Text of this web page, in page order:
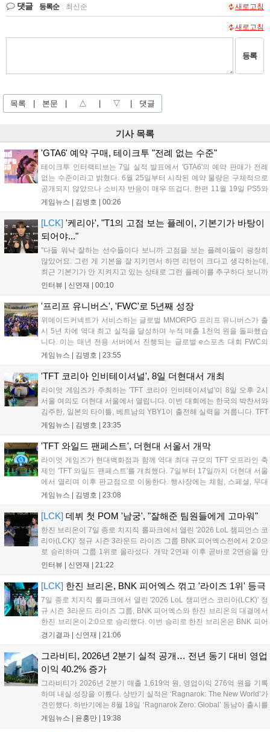
댓글 등록순 최신순 새로고침
새로고침
등록
목록 본문 △ ▽ 댓글
기사 목록
'GTA6' 예약 구매, 테이크투 "전례 없는 수준"
테이크투 인터랙티브는 7일 실적 발표에서 'GTA6'의 예약 판매가 전례
없는 수준이라고 밝혔다. 6월 25일부터 시작된 예약 물량은 구체적으로
공개되지 않았으나 소비자 반응이 매우 뜨겁다. 한편 11월 19일 PS5와
Xbox 시리즈 X|S로 정식 출시될 예정이며, 록스타 게임즈는 한국 시각
Extended Look'을 최초 공개할 계획이다....
게임뉴스 | 김병호 00:26
[LCK] '케리아', "T1의 고점 보는 플레이, 기본기가 바탕이
되어야..."
"다들 워낙 잘하는 선수들이다 보니까 고점을 보는 플레이들이 굉장히
많았어요. 그런 게 기본을 잘 지키면서 하면 리턴이 크다고 생각하는데,
최근 기본기가 안 지켜지고 있는 상태로 그런 플레이를 추구하다 보니까
팀적으로 안 좋은 사고가 계속 많이 났던 것 같습니다." T1은 6일 서울 종
인터뷰 | 신연재 00:10
'프리프 유니버스', 'FWC'로 5년째 성장
위메이드커넥트가 서비스하는 글로벌 MMORPG 프리프 유니버스가 출
시 5년 차에 역대 최고 실적을 달성하며 누적 매출 1천억 원을 돌파했습
니다. 이는 매년 전용 서버에서 진행되는 글로벌 e스포츠 대회 FWC의
영향이 큽니다. FWC는 이용자가 동일한 조건에서 시즌을 함께 즐기는
대폭 상승하는 성과를 냈습니다. 오는 10월 필리핀 마닐라에서 총상금
11만 달러 규모의 제4회 FWC 그랜드 파이널이 개최될 예정이며, 위메
이드커넥트는 이를 통해 커뮤니티 중심의 장기 성장 모델을 지속할 방침
입니다....
게임뉴스 | 김병호 23:55
'TFT 코리아 인비테이셔널', 8일 더현대서 개최
라이엇 게임즈가 주최하는 'TFT 코리아 인비테이셔널'이 8일 오후 2시
서울 여의도 더현대 서울에서 열립니다. 이번 대회에는 한국의 박찬서와
김주한, 일본의 타이틀, 베트남의 YBY1이 출전해 실력을 겨룹니다. TFT
는 소속팀 없이 개인 자격으로 참가하는 독특한 대회 구조를 가지며, 누
17일까지 이어지는 이번 행사는 신규 세트 체험과 공연 등 다양한 즐길
거리를 제공하며, 이후 현대백화점 판교점에서도 행사가 이어질 예정입
니다. 연말에는 라스베이거스 오픈이 개최됩니다....
게임뉴스 | 김병호 23:35
'TFT 와일드 팬페스트', 더현대 서울서 개막
라이엇 게임즈가 현대백화점과 함께 역대 최대 규모의 TFT 오프라인 축
제인 'TFT 와일드 팬페스트'를 개최했다. 7일부터 17일까지 더현대 서울
에서 열리며 이후 판교점으로 이동한다. 행사장에는 체험, 스페셜, 무대
존이 마련됐으며 8일 오후 2시 인비테이셔널, 15일 오후 2시 스트리머
다. 사전 예약은 조기 마감될 만큼 큰 인기를 끌고 있다....
게임뉴스 | 김병호 23:08
[LCK] 데뷔 첫 POM '남궁', "잘해준 팀원들에게 고마워"
한진 브리온이 7일 종로 치지직 롤파크에서 열린 '2026 LoL 챔피언스 코
리아(LCK)' 정규 시즌 3라운드 라이즈 그룹 BNK 피어엑스전에서 2:0으
로 승리하며 그룹 1위로 올라섰다. 개막 2연패 이후 곧바로 2연승을 만
들어내면서 이어질 4라운드에 대한 기대감을 올렸다. 다음은 이날 데뷔
인터뷰 | 신연재 21:22
[LCK] 한진 브리온, BNK 피어엑스 꺾고 '라이즈 1위' 등극
7일 종로 치지직 롤파크에서 열린 '2026 LoL 챔피언스 코리아(LCK)' 정
규 시즌 3라운드 라이즈 그룹, BNK 피어엑스와 한진 브리온의 대결에서
한진 브리온이 2:0으로 승리했다. 이번 승리로 한진 브리온은 BNK 피어
엑스를 제치고 라이즈 그룹 1위로 올라섰다. 1세트, 한진 브리온이 '로머'
경기결과 | 신연재 21:06
그라비티, 2026년 2분기 실적 공개… 전년 동기 대비 영업
이익 40.2% 증가
그라비티가 2026년 2분기 매출 1,619억 원, 영업이익 276억 원을 기록
하며 내실 성장을 이뤘다. 상반기 실적은 ‘Ragnarok: The New World’가
견인했다. 하반기에는 8월 18일 ‘Ragnarok Zero: Global’ 동남아 출시를
시작으로 9월 3일 ‘달려라 헤베레케 EX’, 9월 22일 ‘갈바테인’ 등 다양한
게임뉴스 | 윤홍만 19:38